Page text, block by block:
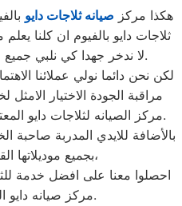
هكذا مركز صيانه ثلاجات دايو
ثلاجات دايو بالفيوم ان كلنا
لا ندخر جهدا كي نلبي جميع طلبات الصيانه لثلاجات دايو.
لكن نحن دائما نولي عملائنا
مراقبة الجودة الاختيار
مركز الصيانه لثلاجات دايو المعتمد بالفيوم او من منزل العميل.
بالأضافة للايدي المدربة صاحبة
بجميع موديلاتها القديم منها والحديث،
احصلوا معنا على افضل خدمة
مركز صيانه دايو المعتمد في الفيوم.